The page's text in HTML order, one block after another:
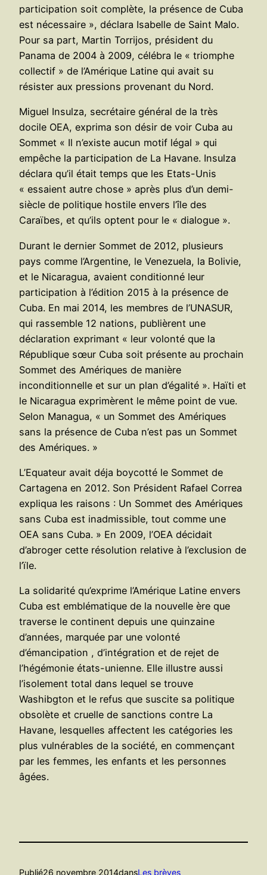
participation soit complète, la présence de Cuba
est nécessaire », déclara Isabelle de Saint Malo.
Pour sa part, Martin Torrijos, président du
Panama de 2004 à 2009, célébra le « triomphe
collectif » de l’Amérique Latine qui avait su
résister aux pressions provenant du Nord.
Miguel Insulza, secrétaire général de la très
docile OEA, exprima son désir de voir Cuba au
Sommet « Il n’existe aucun motif légal » qui
empêche la participation de La Havane. Insulza
déclara qu’il était temps que les Etats-Unis
« essaient autre chose » après plus d’un demi-
siècle de politique hostile envers l’île des
Caraïbes, et qu’ils optent pour le « dialogue ».
Durant le dernier Sommet de 2012, plusieurs
pays comme l’Argentine, le Venezuela, la Bolivie,
et le Nicaragua, avaient conditionné leur
participation à l’édition 2015 à la présence de
Cuba. En mai 2014, les membres de l’UNASUR,
qui rassemble 12 nations, publièrent une
déclaration exprimant « leur volonté que la
République sœur Cuba soit présente au prochain
Sommet des Amériques de manière
inconditionnelle et sur un plan d’égalité ». Haïti et
le Nicaragua exprimèrent le même point de vue.
Selon Managua, « un Sommet des Amériques
sans la présence de Cuba n’est pas un Sommet
des Amériques. »
L’Equateur avait déja boycotté le Sommet de
Cartagena en 2012. Son Président Rafael Correa
expliqua les raisons : Un Sommet des Amériques
sans Cuba est inadmissible, tout comme une
OEA sans Cuba. » En 2009, l’OEA décidait
d’abroger cette résolution relative à l’exclusion de
l’ïle.
La solidarité qu’exprime l’Amérique Latine envers
Cuba est emblématique de la nouvelle ère que
traverse le continent depuis une quinzaine
d’années, marquée par une volonté
d’émancipation , d’intégration et de rejet de
l’hégémonie états-unienne. Elle illustre aussi
l’isolement total dans lequel se trouve
Washibgton et le refus que suscite sa politique
obsolète et cruelle de sanctions contre La
Havane, lesquelles affectent les catégories les
plus vulnérables de la société, en commençant
par les femmes, les enfants et les personnes
âgées.
Publié26 novembre 2014dansLes brèves